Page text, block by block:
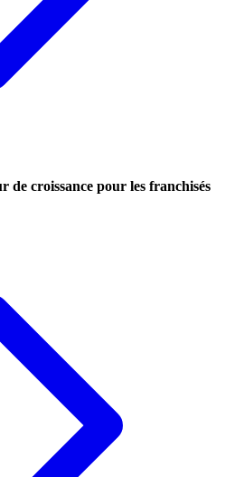
de croissance pour les franchisés